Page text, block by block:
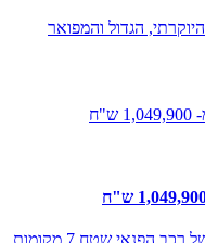
חשיפת מתיחת הפנים השנייה של ה-SUV היוקרתי, הגדול והמפואר
תחילת שיווק מתיחת הפנים לדור השלישי של רכב הפנאי שטח 7 מקומות